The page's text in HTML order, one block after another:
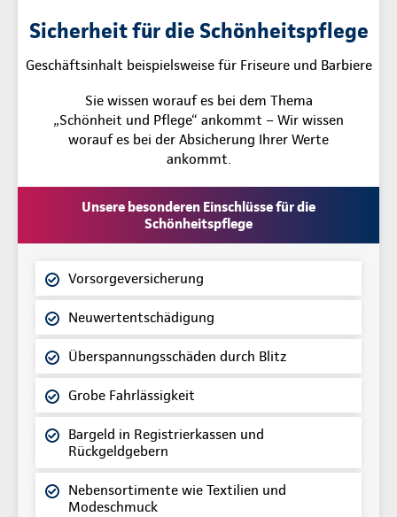
Sicherheit für die Schönheitspflege
Geschäftsinhalt beispielsweise für Friseure und Barbiere
Sie wissen worauf es bei dem Thema
„Schönheit und Pflege“ ankommt – Wir wissen
worauf es bei der Absicherung Ihrer Werte
ankommt.
Unsere besonderen Einschlüsse für die
Schönheitspflege
Vorsorgeversicherung
Neuwertentschädigung
Überspannungsschäden durch Blitz
Grobe Fahrlässigkeit
Bargeld in Registrierkassen und
Rückgeldgebern
Nebensortimente wie Textilien und
Modeschmuck